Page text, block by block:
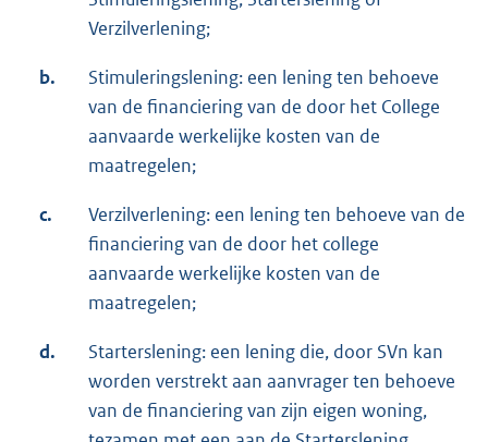
Verzilverlening;
b.
Stimuleringslening: een lening ten behoeve
van de financiering van de door het College
aanvaarde werkelijke kosten van de
maatregelen;
c.
Verzilverlening: een lening ten behoeve van de
financiering van de door het college
aanvaarde werkelijke kosten van de
maatregelen;
d.
Starterslening: een lening die, door SVn kan
worden verstrekt aan aanvrager ten behoeve
van de financiering van zijn eigen woning,